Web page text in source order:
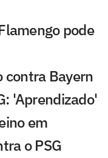
pode
contra Bayern
'Aprendizado'
em
o PSG